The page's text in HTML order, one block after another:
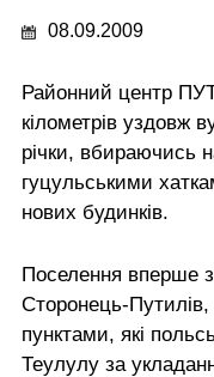
08.09.2009
Районний центр
кілометрів уздовж
річки, вбираючись
гуцульськими
нових будинків.
Поселення вперше
Сторонець-
пунктами, які
Теулулу за